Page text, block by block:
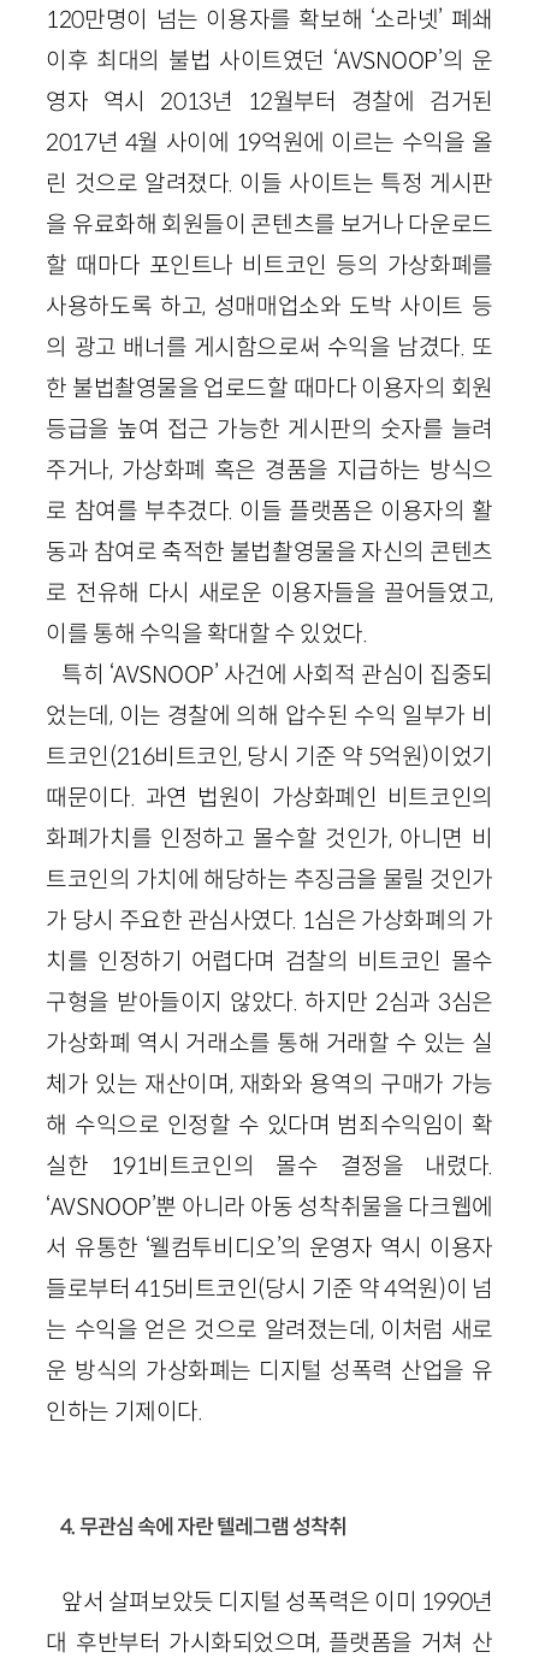
120만명이 넘는 이용자를 확보해 ‘소라넷’ 폐쇄
이후 최대의 불법 사이트였던 ‘AVSNOOP’의 운
영자 역시 2013년 12월부터 경찰에 검거된
2017년 4월 사이에 19억원에 이르는 수익을 올
린 것으로 알려졌다. 이들 사이트는 특정 게시판
을 유료화해 회원들이 콘텐츠를 보거나 다운로드
할 때마다 포인트나 비트코인 등의 가상화폐를
사용하도록 하고, 성매매업소와 도박 사이트 등
의 광고 배너를 게시함으로써 수익을 남겼다. 또
한 불법촬영물을 업로드할 때마다 이용자의 회원
등급을 높여 접근 가능한 게시판의 숫자를 늘려
주거나, 가상화폐 혹은 경품을 지급하는 방식으
로 참여를 부추겼다. 이들 플랫폼은 이용자의 활
동과 참여로 축적한 불법촬영물을 자신의 콘텐츠
로 전유해 다시 새로운 이용자들을 끌어들였고,
이를 통해 수익을 확대할 수 있었다.
특히 ‘AVSNOOP’ 사건에 사회적 관심이 집중되
었는데, 이는 경찰에 의해 압수된 수익 일부가 비
트코인(216비트코인, 당시 기준 약 5억원)이었기
때문이다. 과연 법원이 가상화폐인 비트코인의
화폐가치를 인정하고 몰수할 것인가, 아니면 비
트코인의 가치에 해당하는 추징금을 물릴 것인가
가 당시 주요한 관심사였다. 1심은 가상화폐의 가
치를 인정하기 어렵다며 검찰의 비트코인 몰수
구형을 받아들이지 않았다. 하지만 2심과 3심은
가상화폐 역시 거래소를 통해 거래할 수 있는 실
체가 있는 재산이며, 재화와 용역의 구매가 가능
해 수익으로 인정할 수 있다며 범죄수익임이 확
실한 191비트코인의 몰수 결정을 내렸다.
‘AVSNOOP’뿐 아니라 아동 성착취물을 다크웹에
서 유통한 ‘웰컴투비디오’의 운영자 역시 이용자
들로부터 415비트코인(당시 기준 약 4억원)이 넘
는 수익을 얻은 것으로 알려졌는데, 이처럼 새로
운 방식의 가상화폐는 디지털 성폭력 산업을 유
인하는 기제이다.
4. 무관심 속에 자란 텔레그램 성착취
앞서 살펴보았듯 디지털 성폭력은 이미 1990년
대 후반부터 가시화되었으며, 플랫폼을 거쳐 산